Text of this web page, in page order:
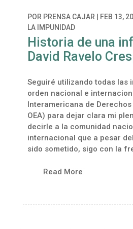
POR PRENSA CAJAR | FEB 13,
LA IMPUNIDAD
Historia de una
David Ravelo
Seguiré utilizando todas las
orden nacional e
Interamericana de
OEA) para dejar clara mi
decirle a la comunidad
internacional que a pesar
sido sometido, sigo con la
Read More